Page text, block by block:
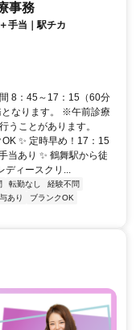
事務
手当｜駅チカ
8：45～17：15（60分
なります。 ※午前診療
うことがあります。
✨ 定時早め！17：15
当あり ✨ 鶴舞駅から徒
ディースクリ...
転勤なし
経験不問
あり
ブランクOK